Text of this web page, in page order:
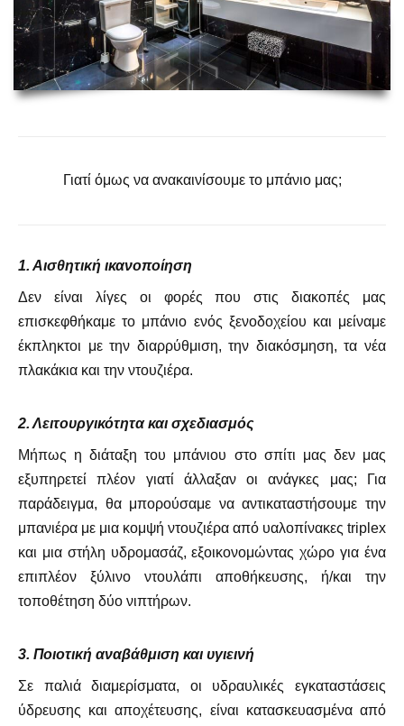
Γιατί όμως να ανακαινίσουμε το μπάνιο μας;
1. Αισθητική ικανοποίηση
Δεν είναι λίγες οι φορές που στις διακοπές μας
επισκεφθήκαμε το μπάνιο ενός ξενοδοχείου και μείναμε
έκπληκτοι με την διαρρύθμιση, την διακόσμηση, τα νέα
πλακάκια και την ντουζιέρα.
2. Λειτουργικότητα και σχεδιασμός
Μήπως η διάταξη του μπάνιου στο σπίτι μας δεν μας
εξυπηρετεί πλέον γιατί άλλαξαν οι ανάγκες μας; Για
παράδειγμα, θα μπορούσαμε να αντικαταστήσουμε την
μπανιέρα με μια κομψή ντουζιέρα από υαλοπίνακες triplex
και μια στήλη υδρομασάζ, εξοικονομώντας χώρο για ένα
επιπλέον ξύλινο ντουλάπι αποθήκευσης, ή/και την
τοποθέτηση δύο νιπτήρων.
3. Ποιοτική αναβάθμιση και υγιεινή
Σε παλιά διαμερίσματα, οι υδραυλικές εγκαταστάσεις
ύδρευσης και αποχέτευσης, είναι κατασκευασμένα από